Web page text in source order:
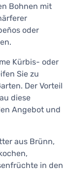
Bohnen mit
oder
Kürbis- oder
Sie zu
Der Vorteil
diese
Angebot und
aus Brünn,
in den